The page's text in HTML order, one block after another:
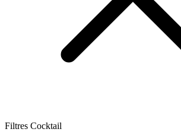
Filtres Cocktail